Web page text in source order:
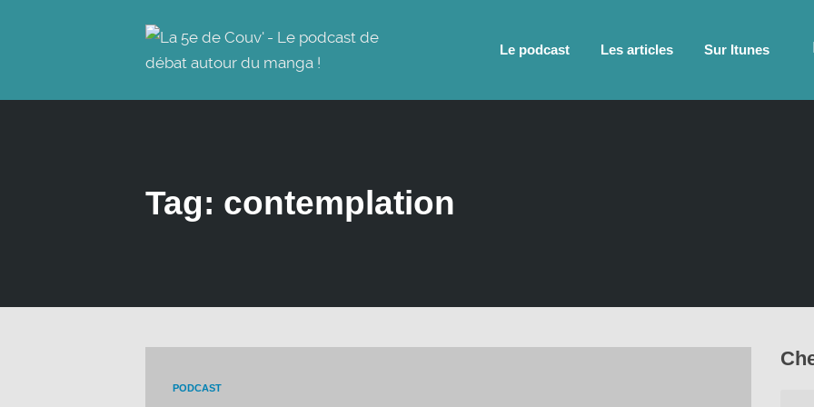
Le podcast Les articles Sur Itunes
Tag: contemplation
PODCAST